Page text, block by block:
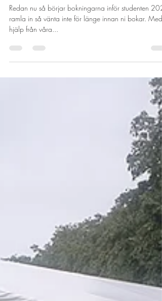
Student 2024
Redan nu så börjar bokningarna inför studenten
hjälp från våra...